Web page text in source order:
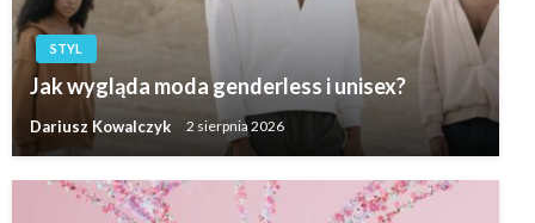
STYL
Jak wygląda moda genderless i unisex?
Dariusz Kowalczyk 2 sierpnia 2026